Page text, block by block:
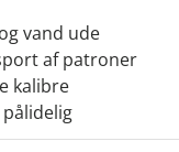
vand ude
af patroner
kalibre